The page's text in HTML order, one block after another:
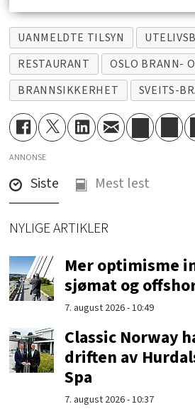
UANMELDTE TILSYN
RESTAURANT
OSLO BRANN-
BRANNSIKKERHET
SVEITS-
ANNONSE
Siste Mest lest
NYLIGE ARTIKLER
Mer optimisme
sjømat og
7. august 2026 - 10:49
Classic Norway
driften av
Spa
7. august 2026 - 10:37